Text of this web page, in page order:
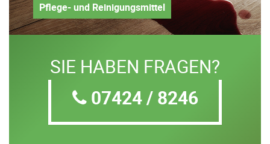
Pflege- und Reinigungsmittel
SIE HABEN FRAGEN?
07424 / 8246